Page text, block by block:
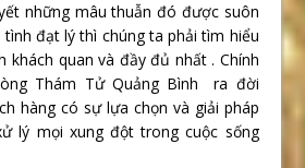
những mâu thuẫn đó được suôn
đạt lý thì chúng ta phải tìm hiểu
khách quan và đầy đủ nhất . Chính
Thám Tử Quảng Bình ra đời
hàng có sự lựa chọn và giải pháp
lý mọi xung đột trong cuộc sống